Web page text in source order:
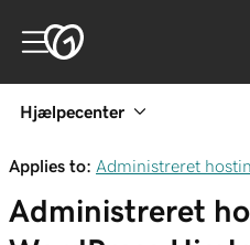
Hjælpecenter
Applies to: Administreret
Administreret